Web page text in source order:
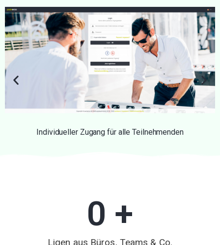
Individueller Zugang für alle Teilnehmenden
Ligen aus Büros, Teams & Co.
0 +